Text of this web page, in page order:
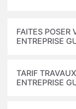
FAITES POSER
ENTREPRISE
TARIF
ENTREPRISE